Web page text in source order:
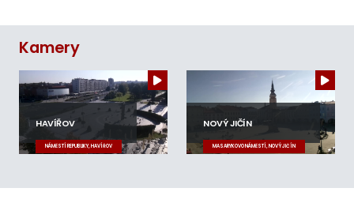
Kamery
HAVÍŘOV
NÁMĚSTÍ REPUBLIKY, HAVÍŘOV
NOVÝ JIČÍN
MASARYKOVO NÁMĚSTÍ, NOVÝ JIČÍN